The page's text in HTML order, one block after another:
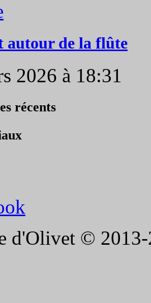
autour de la flûte
2026 à 18:31
récents
d'Olivet © 2013-